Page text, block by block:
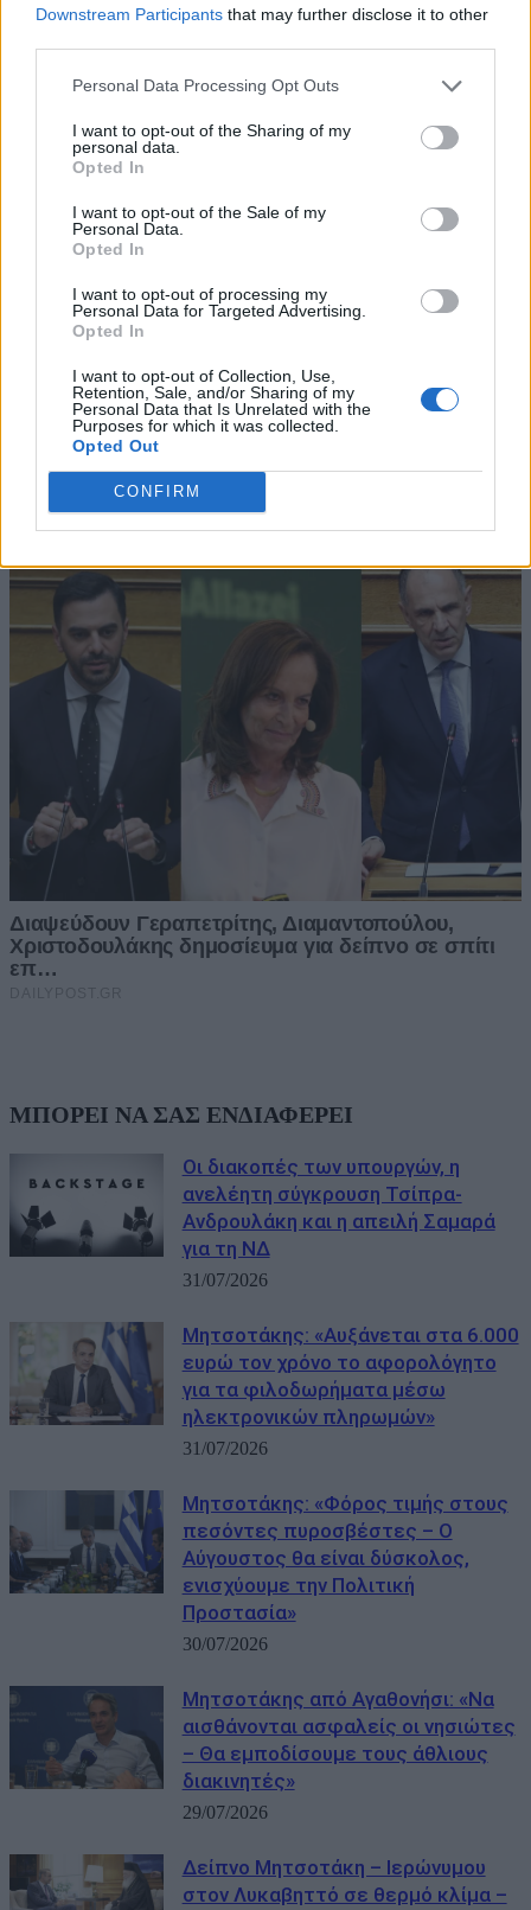
Downstream Participants that may further disclose it to other
Personal Data Processing Opt Outs
I want to opt-out of the Sharing of my
personal data.
Opted In
I want to opt-out of the Sale of my
Personal Data.
Opted In
I want to opt-out of processing my
Personal Data for Targeted Advertising.
Opted In
I want to opt-out of Collection, Use,
Retention, Sale, and/or Sharing of my
Personal Data that Is Unrelated with the
Purposes for which it was collected.
Opted Out
CONFIRM
ΜΠΟΡΕΙ ΝΑ ΣΑΣ ΕΝΔΙΑΦΕΡΕΙ
Οι διακοπές των υπουργών, η
ανελέητη σύγκρουση Τσίπρα-
Ανδρουλάκη και η απειλή Σαμαρά
για τη ΝΔ
31/07/2026
Μητσοτάκης: «Αυξάνεται στα 6.000
ευρώ τον χρόνο το αφορολόγητο
για τα φιλοδωρήματα μέσω
ηλεκτρονικών πληρωμών»
31/07/2026
Μητσοτάκης: «Φόρος τιμής στους
πεσόντες πυροσβέστες – Ο
Αύγουστος θα είναι δύσκολος,
ενισχύουμε την Πολιτική
Προστασία»
30/07/2026
Μητσοτάκης από Αγαθονήσι: «Να
αισθάνονται ασφαλείς οι νησιώτες
– Θα εμποδίσουμε τους άθλιους
διακινητές»
29/07/2026
Δείπνο Μητσοτάκη – Ιερώνυμου
στον Λυκαβηττό σε θερμό κλίμα –